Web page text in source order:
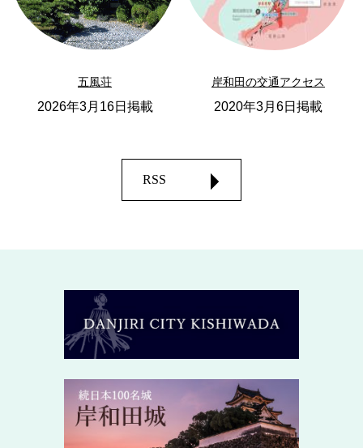
五風荘
2026年3月16日掲載
岸和田の交通アクセス
2020年3月6日掲載
RSS